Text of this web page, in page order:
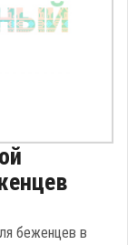
беженцев в